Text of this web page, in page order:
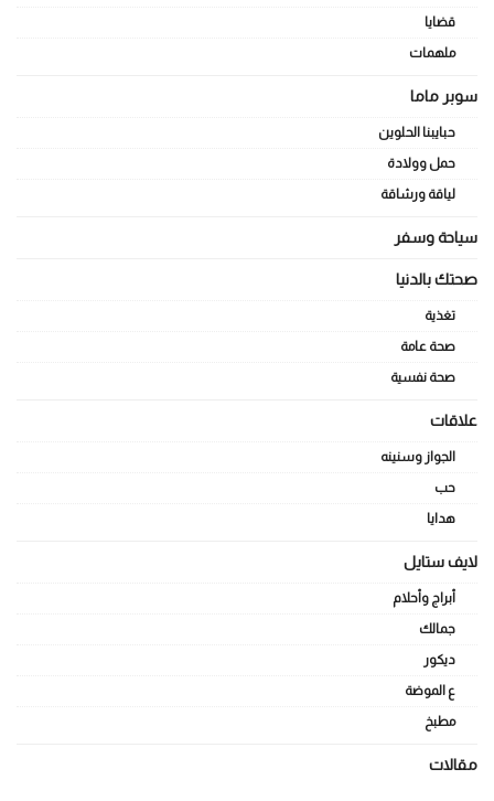
قضايا
ملهمات
سوبر ماما
حبايبنا الحلوين
حمل وولادة
لياقة ورشاقة
سياحة وسفر
صحتك بالدنيا
تغذية
صحة عامة
صحة نفسية
علاقات
الجواز وسنينه
حب
هدايا
لايف ستايل
أبراج وأحلام
جمالك
ديكور
ع الموضة
مطبخ
مقالات